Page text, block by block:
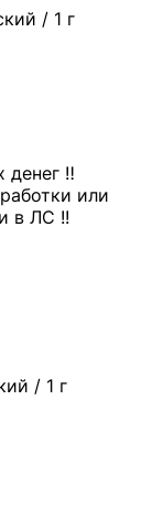
/ 1 г
‼️
или
в ЛС !!
/ 1 г